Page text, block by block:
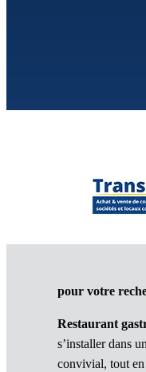
pour votre
Restaurant
s’installer dans
convivial, tout en